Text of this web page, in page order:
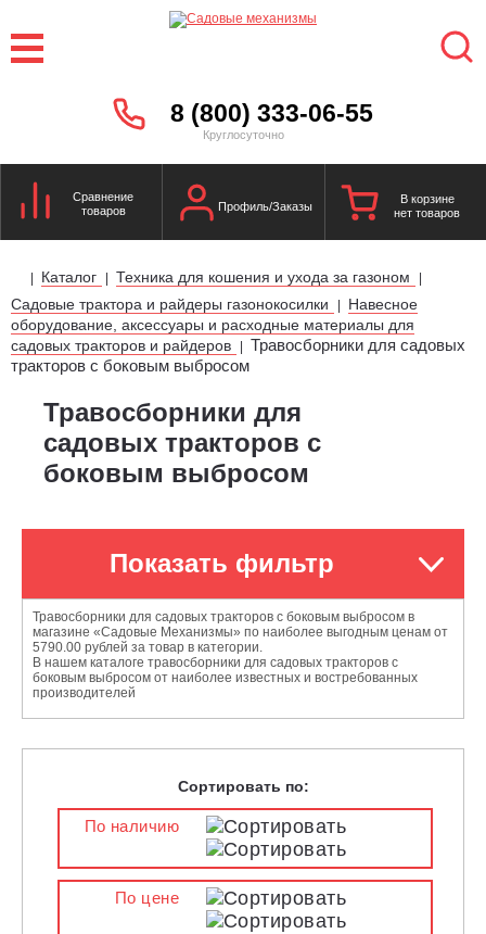
8 (800) 333-06-55
Круглосуточно
Сравнение
товаров
Профиль/Заказы
В корзине
нет товаров
| Каталог | Техника для кошения и ухода за газоном |
Садовые трактора и райдеры газонокосилки |
Навесное
оборудование, аксессуары и расходные материалы для
садовых тракторов и райдеров
| Травосборники для садовых
тракторов с боковым выбросом
Травосборники для
садовых тракторов с
боковым выбросом
Показать фильтр
Травосборники для садовых тракторов с боковым выбросом в
магазине «Садовые Механизмы» по наиболее выгодным ценам от
5790.00 рублей за товар в категории.
В нашем каталоге травосборники для садовых тракторов с
боковым выбросом от наиболее известных и востребованных
производителей
Сортировать по:
По наличию
По цене